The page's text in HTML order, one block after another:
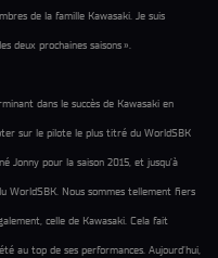
de la famille Kawasaki. Je suis
deux prochaines saisons ».
dans le succès de Kawasaki en
sur le pilote le plus titré du WorldSBK
Jonny pour la saison 2015, et jusqu’à
WorldSBK. Nous sommes tellement fiers
celle de Kawasaki. Cela fait
au top de ses performances. Aujourd’hui,